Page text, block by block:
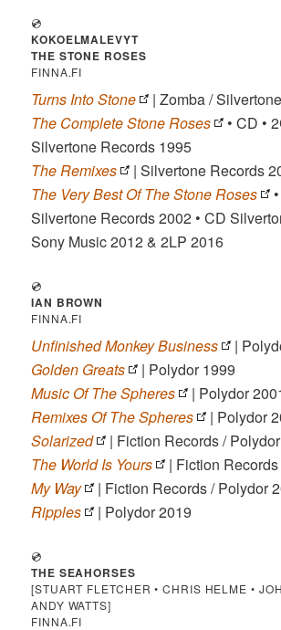
💿
KOKOELMALEVYT
THE STONE ROSES
FINNA.FI
Turns Into Stone
| Zomba /
The Complete Stone Roses
• CD •
Silvertone Records 1995
The Remixes
| Silvertone Records
The Very Best Of The Stone Roses
Silvertone Records 2002 • CD
Sony Music 2012 & 2LP 2016
💿
IAN BROWN
FINNA.FI
Unfinished Monkey Business
|
Golden Greats
| Polydor 1999
Music Of The Spheres
| Polydor
Remixes Of The Spheres
| Polydor
Solarized
| Fiction Records /
The World Is Yours
| Fiction
My Way
| Fiction Records / Polydor
Ripples
| Polydor 2019
💿
THE SEAHORSES
[STUART FLETCHER • CHRIS HELME •
ANDY WATTS]
FINNA.FI